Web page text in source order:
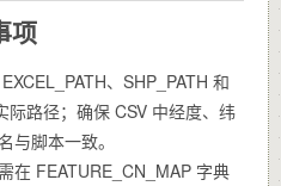
项
EXCEL_PATH、 SHP_PATH 和
际路径；确保 CSV 中经度、纬
与脚本一致。
在 FEATURE_CN_MAP 字典